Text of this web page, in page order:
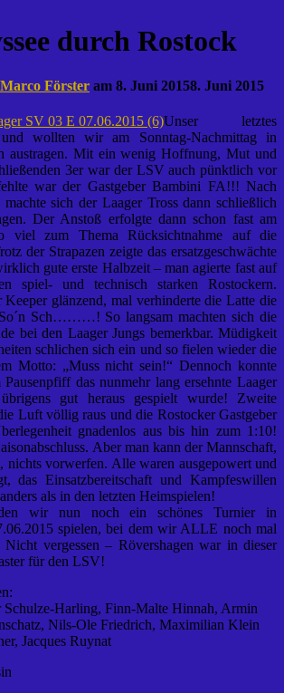
durch Rostock
Marco Förster am 8. Juni 20158. Juni 2015
Unser letztes
wollten wir am Sonntag-Nachmittag in
austragen. Mit ein wenig Hoffnung, Mut und
3er war der LSV auch pünktlich vor
war der Gastgeber Bambini FA!!! Nach
sich der Laager Tross dann schließlich
Der Anstoß erfolgte dann schon fast am
viel zum Thema Rücksichtnahme auf die
der Strapazen zeigte das ersatzgeschwächte
gute erste Halbzeit – man agierte fast auf
spiel- und technisch starken Rostockern.
Keeper glänzend, mal verhinderte die Latte die
Sch………! So langsam machten sich die
bei den Laager Jungs bemerkbar. Müdigkeit
schlichen sich ein und so fielen wieder die
Motto: „Muss nicht sein!“ Dennoch konnte
das nunmehr lang ersehnte Laager
gut heraus gespielt wurde! Zweite
Luft völlig raus und die Rostocker Gastgeber
gnadenlos aus bis hin zum 1:10!
Aber man kann der Mannschaft,
nichts vorwerfen. Alle waren ausgepowert und
das Einsatzbereitschaft und Kampfeswillen
als in den letzten Heimspielen!
wir nun noch ein schönes Turnier in
spielen, bei dem wir ALLE noch mal
vergessen – Rövershagen war in dieser
für den LSV!
Schulze-Harling, Finn-Malte Hinnah, Armin
Nils-Ole Friedrich, Maximilian Klein
Jacques Ruynat